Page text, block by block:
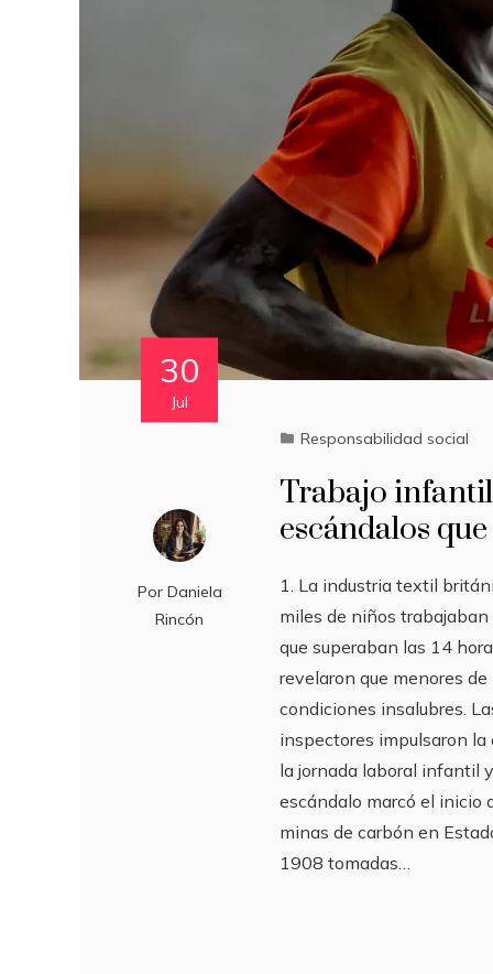
30
Jul
Por Daniela
Rincón
Responsabilidad social
Trabajo
escándalos
1. La industria textil
miles de niños
que superaban las 14
revelaron que menores
condiciones insalubres.
inspectores impulsaron la
la jornada laboral infantil
escándalo marcó el inicio
minas de carbón en
1908 tomadas…